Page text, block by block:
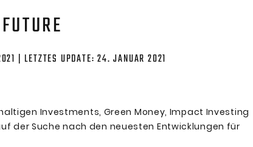
| LETZTES UPDATE: 24. JANUAR 2021
Investments, Green Money, Impact Investing
der Suche nach den neuesten Entwicklungen für